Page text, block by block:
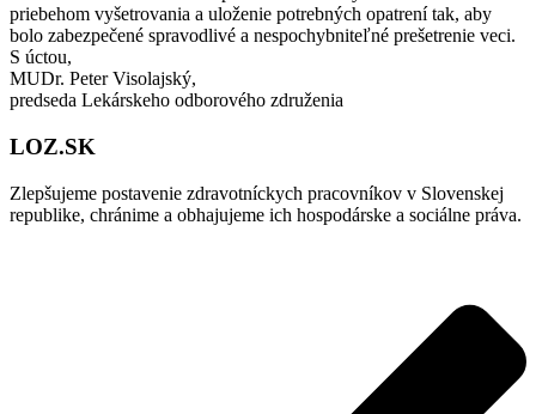
priebehom vyšetrovania a uloženie potrebných opatrení tak, aby
bolo zabezpečené spravodlivé a nespochybniteľné prešetrenie veci.
S úctou,
MUDr. Peter Visolajský,
predseda Lekárskeho odborového združenia
LOZ.SK
Zlepšujeme postavenie zdravotníckych pracovníkov v Slovenskej
republike, chránime a obhajujeme ich hospodárske a sociálne práva.